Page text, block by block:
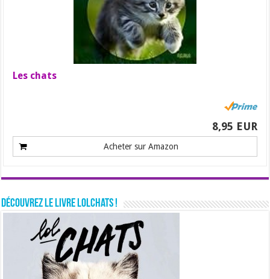
Les chats
8,95 EUR
Acheter sur Amazon
Découvrez le livre LolChats !